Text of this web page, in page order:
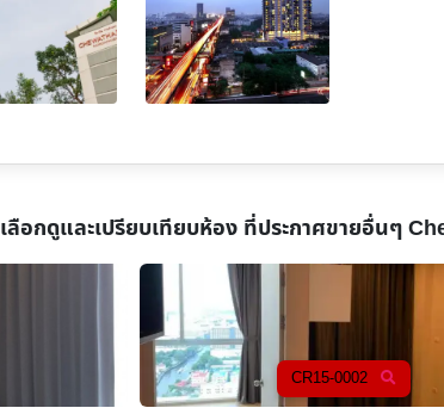
เลือกดูและเปรียบเทียบห้อง ที่ประกาศขายอื่นๆ
CR15-0002